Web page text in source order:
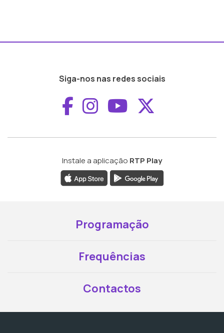
Siga-nos nas redes sociais
Aceder ao
Aceder ao
Aceder ao
Instale a aplicação RTP Play
Programação
Frequências
Contactos